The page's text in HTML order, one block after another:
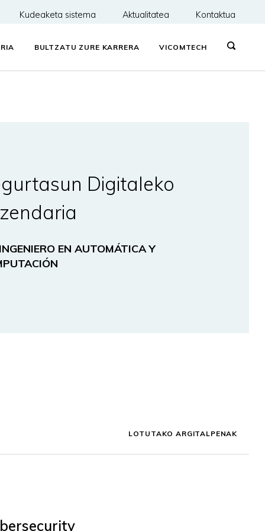
Kudeaketa sistema Aktualitatea Kontaktua
BULTZATU ZURE KARRERA VICOMTECH
Digitaleko
EN AUTOMÁTICA Y
LOTUTAKO ARGITALPENAK